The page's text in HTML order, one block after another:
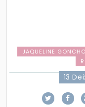
JAQUELINE
13